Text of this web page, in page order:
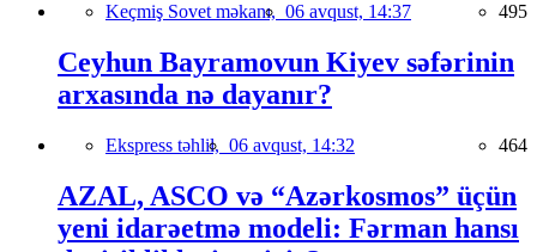
Keçmiş Sovet məkanı, 06 avqust, 14:37 495
Ceyhun Bayramovun Kiyev səfərinin
arxasında nə dayanır?
Ekspress təhlil, 06 avqust, 14:32 464
AZAL, ASCO və “Azərkosmos” üçün
yeni idarəetmə modeli: Fərman hansı